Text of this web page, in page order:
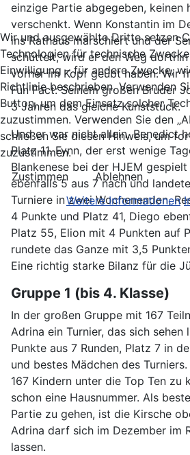
einzige Partie abgegeben, keinen
verschenkt. Wenn Konstantin im
ins Rathaus marschiert und der
schüttelt, wird er den Weg
vorher im Kopf geübt haben. Wir
Fun Fact: Seinem großen Bruder
3 Jahren das gleiche Kunststück.
Und er war nicht allein. Benedict
Platz 11. Fynn, der erst wenige
Blankenese bei der HJEM
ebenfalls 5 aus 7 nach und
Turniere in zwei Wochenenden,
4 Punkte und Platz 41, Diego
Platz 55, Elion mit 4 Punkten auf
rundete das Ganze mit 3,5
Eine richtig starke Bilanz für die
Gruppe 1 (bis 4. Klasse)
In der großen Gruppe mit 167
Adrina ein Turnier, das sich sehen
Punkte aus 7 Runden, Platz 7 in
und bestes Mädchen des
167 Kindern unter die Top Ten zu
schon eine Hausnummer. Als
Partie zu gehen, ist die Kirsche
Adrina darf sich im Dezember im
lassen.
Wir und ausgewählte Dritte setzen
Technologien für technische
Einwilligung – für andere Zwecke,
Richtlinie beschrieben. Verwenden
Button, um dem Einsatz solcher
zuzustimmen. Verwenden Sie den
schließen Sie diesen Hinweis, um
zuzustimmen.
Zustimmen
Ablehnen
Weitere Informationen